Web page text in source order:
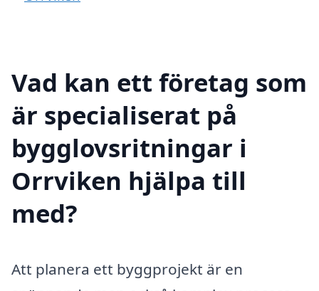
Vad kan ett företag som
är specialiserat på
bygglovsritningar i
Orrviken hjälpa till
med?
Att planera ett byggprojekt är en